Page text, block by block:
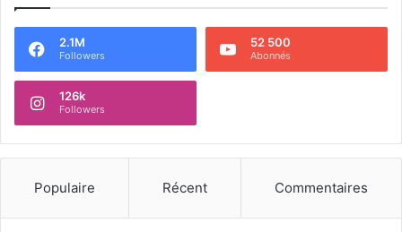
2.1M
Followers
52 500
Abonnés
126k
Followers
Populaire Récent Commentaires